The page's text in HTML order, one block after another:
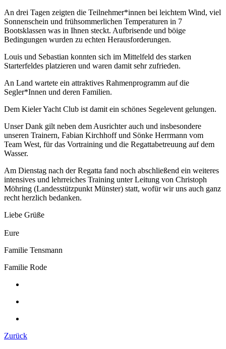
An drei Tagen zeigten die Teilnehmer*innen bei leichtem Wind, viel
Sonnenschein und frühsommerlichen Temperaturen in 7
Bootsklassen was in Ihnen steckt. Aufbrisende und böige
Bedingungen wurden zu echten Herausforderungen.
Louis und Sebastian konnten sich im Mittelfeld des starken
Starterfeldes platzieren und waren damit sehr zufrieden.
An Land wartete ein attraktives Rahmenprogramm auf die
Segler*Innen und deren Familien.
Dem Kieler Yacht Club ist damit ein schönes Segelevent gelungen.
Unser Dank gilt neben dem Ausrichter auch und insbesondere
unseren Trainern, Fabian Kirchhoff und Sönke Herrmann vom
Team West, für das Vortraining und die Regattabetreuung auf dem
Wasser.
Am Dienstag nach der Regatta fand noch abschließend ein weiteres
intensives und lehrreiches Training unter Leitung von Christoph
Möhring (Landesstützpunkt Münster) statt, wofür wir uns auch ganz
recht herzlich bedanken.
Liebe Grüße
Eure
Familie Tensmann
Familie Rode
Zurück